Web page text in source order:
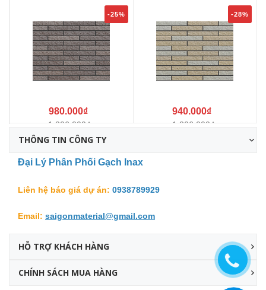
-25%
980.000₫
1.306.000₫
-28%
940.000₫
1.306.000₫
THÔNG TIN CÔNG TY
Đại Lý Phân Phối Gạch Inax
Liên hệ báo giá dự án: 0938789929
Email: saigonmaterial@gmail.com
HỖ TRỢ KHÁCH HÀNG
CHÍNH SÁCH MUA HÀNG